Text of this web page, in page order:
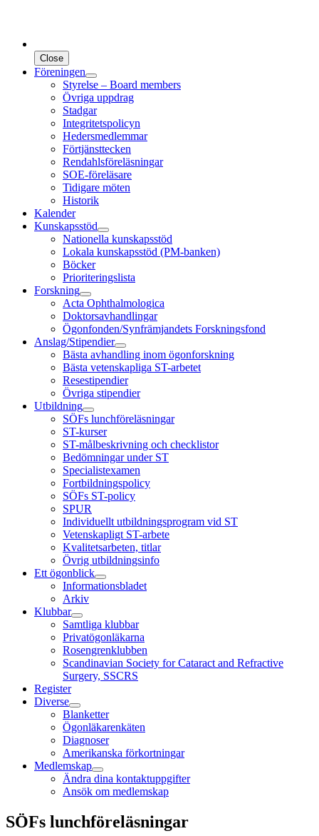
Close
Föreningen
Styrelse – Board members
Övriga uppdrag
Stadgar
Integritetspolicyn
Hedersmedlemmar
Förtjänsttecken
Rendahlsföreläsningar
SOE-föreläsare
Tidigare möten
Historik
Kalender
Kunskapsstöd
Nationella kunskapsstöd
Lokala kunskapsstöd (PM-banken)
Böcker
Prioriteringslista
Forskning
Acta Ophthalmologica
Doktorsavhandlingar
Ögonfonden/Synfrämjandets Forskningsfond
Anslag/Stipendier
Bästa avhandling inom ögonforskning
Bästa vetenskapliga ST-arbetet
Resestipendier
Övriga stipendier
Utbildning
SÖFs lunchföreläsningar
ST-kurser
ST-målbeskrivning och checklistor
Bedömningar under ST
Specialistexamen
Fortbildningspolicy
SÖFs ST-policy
SPUR
Individuellt utbildningsprogram vid ST
Vetenskapligt ST-arbete
Kvalitetsarbeten, titlar
Övrig utbildningsinfo
Ett ögonblick
Informationsbladet
Arkiv
Klubbar
Samtliga klubbar
Privatögonläkarna
Rosengrenklubben
Scandinavian Society for Cataract and Refractive
Surgery, SSCRS
Register
Diverse
Blanketter
Ögonläkarenkäten
Diagnoser
Amerikanska förkortningar
Medlemskap
Ändra dina kontaktuppgifter
Ansök om medlemskap
SÖFs lunchföreläsningar